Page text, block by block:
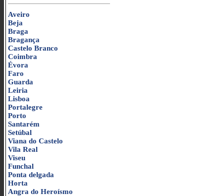
Aveiro
Beja
Braga
Bragança
Castelo Branco
Coimbra
Évora
Faro
Guarda
Leiria
Lisboa
Portalegre
Porto
Santarém
Setúbal
Viana do Castelo
Vila Real
Viseu
Funchal
Ponta delgada
Horta
Angra do Heroísmo